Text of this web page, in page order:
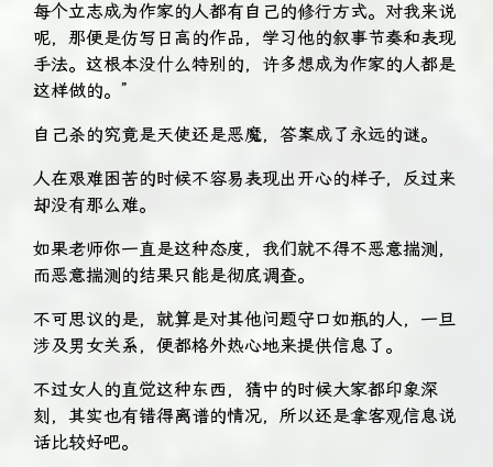
每个立志成为作家的人都有自己的修行方式。对我来说
呢，那便是仿写日高的作品，学习他的叙事节奏和表现
手法。这根本没什么特别的，许多想成为作家的人都是
这样做的。”
自己杀的究竟是天使还是恶魔，答案成了永远的谜。
人在艰难困苦的时候不容易表现出开心的样子，反过来
却没有那么难。
如果老师你一直是这种态度，我们就不得不恶意揣测，
而恶意揣测的结果只能是彻底调查。
不可思议的是，就算是对其他问题守口如瓶的人，一旦
涉及男女关系，便都格外热心地来提供信息了。
不过女人的直觉这种东西，猜中的时候大家都印象深
刻，其实也有错得离谱的情况，所以还是拿客观信息说
话比较好吧。